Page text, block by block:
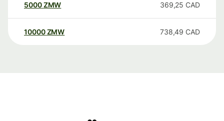
5000ZMW 369,25 CAD
10000 ZMW 738,49 CAD